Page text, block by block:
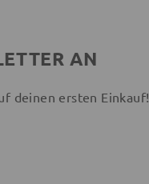
AN
deinen ersten Einkauf!